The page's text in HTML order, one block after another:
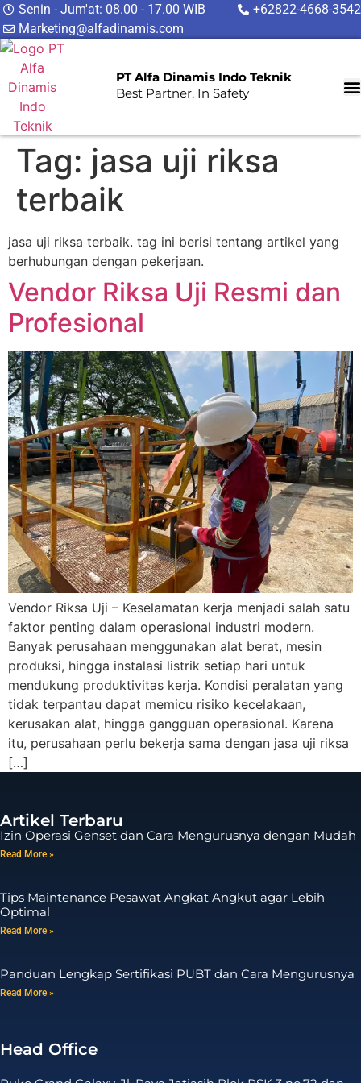
Senin - Jum'at: 08.00 - 17.00 WIB
+62822-4668-3542
Marketing@alfadinamis.com
PT Alfa Dinamis Indo Teknik
Best Partner, In Safety
Tag: jasa uji riksa
terbaik
jasa uji riksa terbaik. tag ini berisi tentang artikel yang
berhubungan dengan pekerjaan.
Vendor Riksa Uji Resmi dan
Profesional
Vendor Riksa Uji – Keselamatan kerja menjadi salah satu
faktor penting dalam operasional industri modern.
Banyak perusahaan menggunakan alat berat, mesin
produksi, hingga instalasi listrik setiap hari untuk
mendukung produktivitas kerja. Kondisi peralatan yang
tidak terpantau dapat memicu risiko kecelakaan,
kerusakan alat, hingga gangguan operasional. Karena
itu, perusahaan perlu bekerja sama dengan jasa uji riksa
[…]
Artikel Terbaru
Izin Operasi Genset dan Cara Mengurusnya dengan Mudah
Read More »
Tips Maintenance Pesawat Angkat Angkut agar Lebih
Optimal
Read More »
Panduan Lengkap Sertifikasi PUBT dan Cara Mengurusnya
Read More »
Head Office